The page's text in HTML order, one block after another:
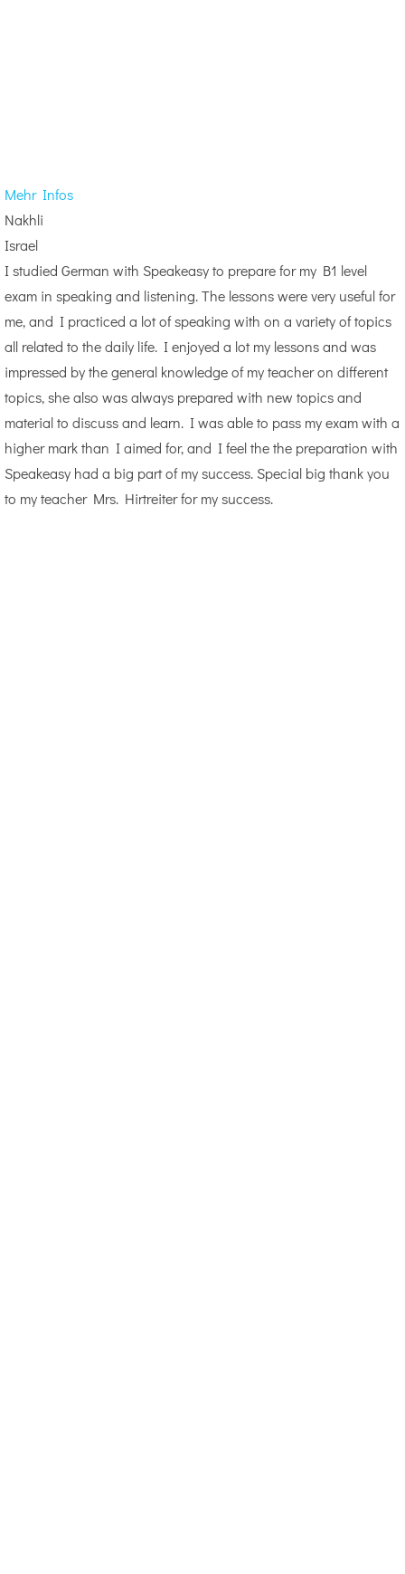
Mehr Infos
Nakhli
Israel
I studied German with Speakeasy to prepare for my B1 level
exam in speaking and listening. The lessons were very useful for
me, and I practiced a lot of speaking with on a variety of topics
all related to the daily life. I enjoyed a lot my lessons and was
impressed by the general knowledge of my teacher on different
topics, she also was always prepared with new topics and
material to discuss and learn. I was able to pass my exam with a
higher mark than I aimed for, and I feel the the preparation with
Speakeasy had a big part of my success. Special big thank you
to my teacher Mrs. Hirtreiter for my success.